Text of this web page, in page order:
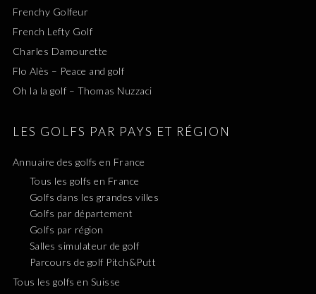
Frenchy Golfeur
French Lefty Golf
Charles Damourette
Flo Alès – Peace and golf
Oh la la golf – Thomas Nuzzaci
LES GOLFS PAR PAYS ET RÉGION
Annuaire des golfs en France
Tous les golfs en France
Golfs dans les grandes villes
Golfs par département
Golfs par région
Salles simulateur de golf
Parcours de golf Pitch&Putt
Tous les golfs en Suisse